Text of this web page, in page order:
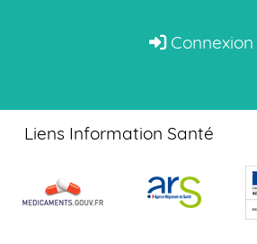
Connexion
Liens Information Santé